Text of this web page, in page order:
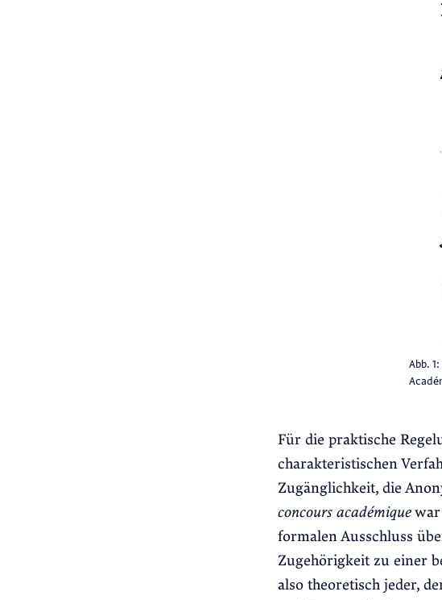
Abb.
Für die praktische
charakteristischen
Zugänglichkeit, die
concours académiquewar
formalen Ausschluss
Zugehörigkeit zu einer
also theoretisch jeder,